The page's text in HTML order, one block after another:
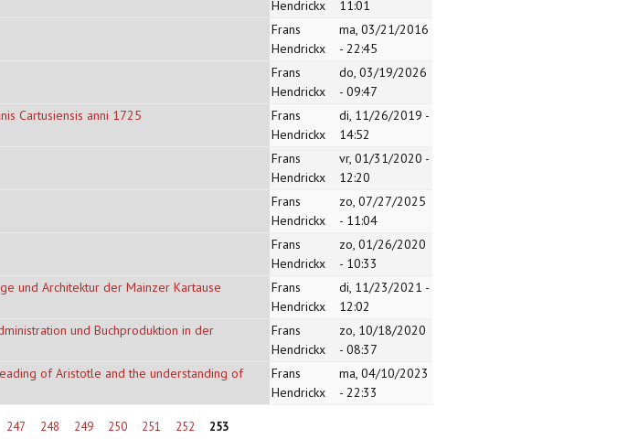
Hendrickx
11:01
Frans
Hendrickx
ma, 03/21/2016
- 22:45
Frans
Hendrickx
do, 03/19/2026
- 09:47
Cartusiensis anni 1725
Frans
Hendrickx
di, 11/26/2019 -
14:52
Frans
Hendrickx
vr, 01/31/2020 -
12:20
Frans
Hendrickx
zo, 07/27/2025
- 11:04
Frans
Hendrickx
zo, 01/26/2020
- 10:33
und Architektur der Mainzer Kartause
Frans
Hendrickx
di, 11/23/2021 -
12:02
und Buchproduktion in der
Frans
Hendrickx
zo, 10/18/2020
- 08:37
of Aristotle and the understanding of
Frans
Hendrickx
ma, 04/10/2023
- 22:33
247 248 249 250 251 252 253